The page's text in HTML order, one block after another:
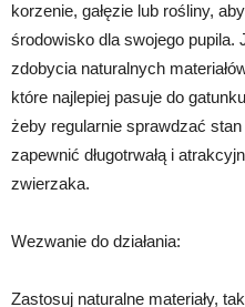
korzenie, gałęzie lub rośliny,
środowisko dla swojego pupila.
zdobycia naturalnych
które najlepiej pasuje do
żeby regularnie sprawdzać
zapewnić długotrwałą i
zwierzaka.
Wezwanie do działania:
Zastosuj naturalne materiały,